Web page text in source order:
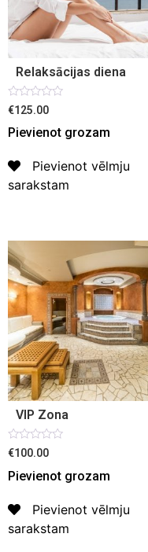
Relaksācijas diena
Novērtēts
ar
0
no
€125.00
Pievienot grozam
Pievienot vēlmju
sarakstam
VIP Zona
Novērtēts
ar
0
no
€100.00
Pievienot grozam
Pievienot vēlmju
sarakstam